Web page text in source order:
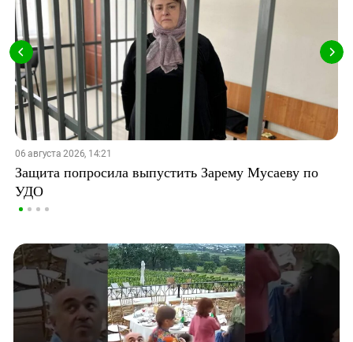
06 августа 2026, 14:21
Защита попросила выпустить Зарему Мусаеву по
УДО